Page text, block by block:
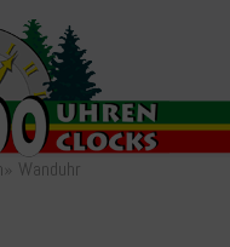
» Wanduhr